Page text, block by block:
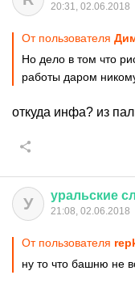
20:31, 02.06.2018
От пользователя
Но дело в том что
работы даром
откуда инфа? из
У уральские
21:08, 02.06.2018
От пользователя
ну то что башню не